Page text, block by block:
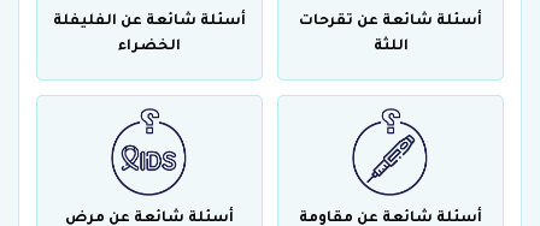
أسئلة شائعة عن تقرحات
اللثة
أسئلة شائعة عن الفليفلة
الخضراء
أسئلة شائعة عن مقاومة
أسئلة شائعة عن مرض